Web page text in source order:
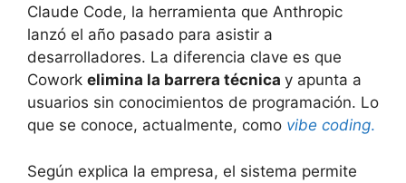
Claude Code, la herramienta que Anthropic
lanzó el año pasado para asistir a
desarrolladores. La diferencia clave es que
Cowork elimina la barrera técnica y apunta a
usuarios sin conocimientos de programación. Lo
que se conoce, actualmente, como vibe coding.
Según explica la empresa, el sistema permite